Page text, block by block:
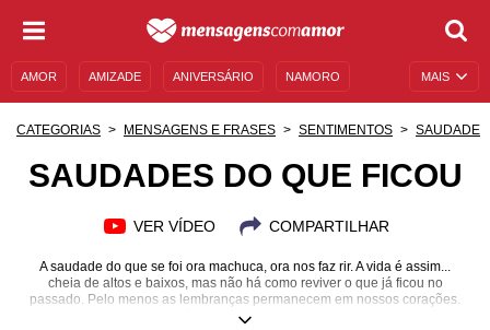
MAIS
AMOR AMIZADE ANIVERSÁRIO NAMORO
CATEGORIAS MENSAGENS E FRASES SENTIMENTOS SAUDADE
SAUDADES DO QUE FICOU
VER VÍDEO COMPARTILHAR
A saudade do que se foi ora machuca, ora nos faz rir. A vida é assim...
cheia de altos e baixos, mas não há como reviver o que já ficou no
passado. Pelo menos as lembranças permanecem em nossos corações.
Agora é hora de seguir em frente.